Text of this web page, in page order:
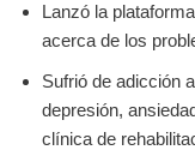
Lanzó la
acerca de los
Sufrió de adicción
depresión,
clínica de